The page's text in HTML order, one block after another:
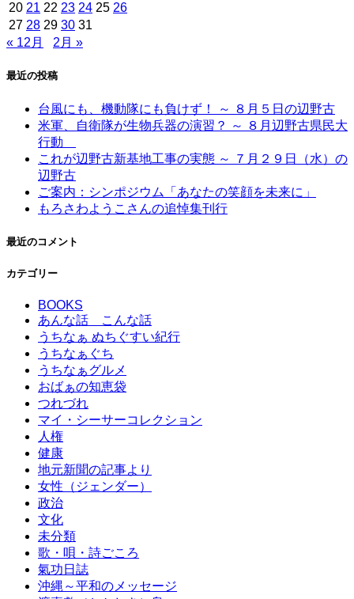
20 21 22 23 24 25 26
27 28 29 30 31
« 12月
2月 »
最近の投稿
台風にも、機動隊にも負けず！ ～ ８月５日の辺野古
米軍、自衛隊が生物兵器の演習？ ～ ８月辺野古県民大
行動
これが辺野古新基地工事の実態 ～ ７月２９日（水）の
辺野古
ご案内：シンポジウム「あなたの笑顔を未来に」
もろさわようこさんの追悼集刊行
最近のコメント
カテゴリー
BOOKS
あんな話 こんな話
うちなぁ ぬちぐすい紀行
うちなぁぐち
うちなぁグルメ
おばぁの知恵袋
つれづれ
マイ・シーサーコレクション
人権
健康
地元新聞の記事より
女性（ジェンダー）
政治
文化
未分類
歌・唄・詩ごころ
氣功日誌
沖縄～平和のメッセージ